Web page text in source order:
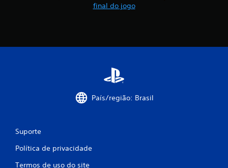
final do jogo
País/região: Brasil
Suporte
Política de privacidade
Termos de uso do site